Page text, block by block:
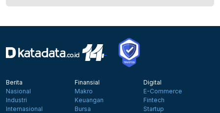
Berita
Nasional
Industri
Internasional
Finansial
Makro
Keuangan
Bursa
Digital
E-Commerce
Fintech
Startup